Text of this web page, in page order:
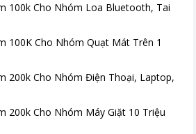
100k Cho Nhóm Loa Bluetooth, Tai
100K Cho Nhóm Quạt Mát Trên 1
200k Cho Nhóm Điện Thoại, Laptop,
200k Cho Nhóm Máy Giặt 10 Triệu